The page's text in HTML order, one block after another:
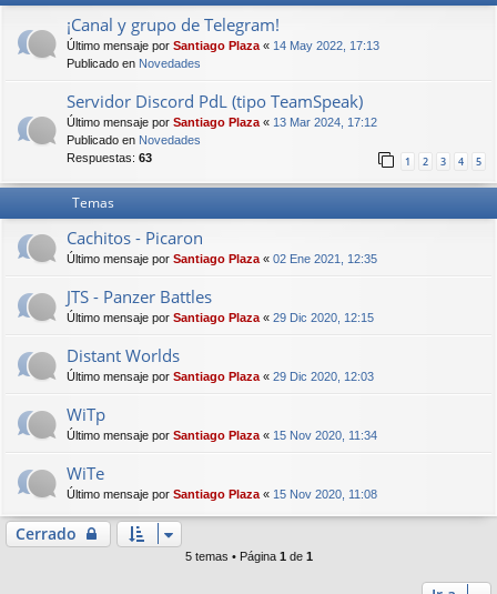
¡Canal y grupo de Telegram!
Último mensaje por Santiago Plaza « 14 May 2022, 17:13
Publicado en Novedades
Servidor Discord PdL (tipo TeamSpeak)
Último mensaje por Santiago Plaza « 13 Mar 2024, 17:12
Publicado en Novedades
Respuestas: 63 1 2 3 4 5
Temas
Cachitos - Picaron
Último mensaje por Santiago Plaza « 02 Ene 2021, 12:35
JTS - Panzer Battles
Último mensaje por Santiago Plaza « 29 Dic 2020, 12:15
Distant Worlds
Último mensaje por Santiago Plaza « 29 Dic 2020, 12:03
WiTp
Último mensaje por Santiago Plaza « 15 Nov 2020, 11:34
WiTe
Último mensaje por Santiago Plaza « 15 Nov 2020, 11:08
Cerrado
5 temas • Página 1 de 1